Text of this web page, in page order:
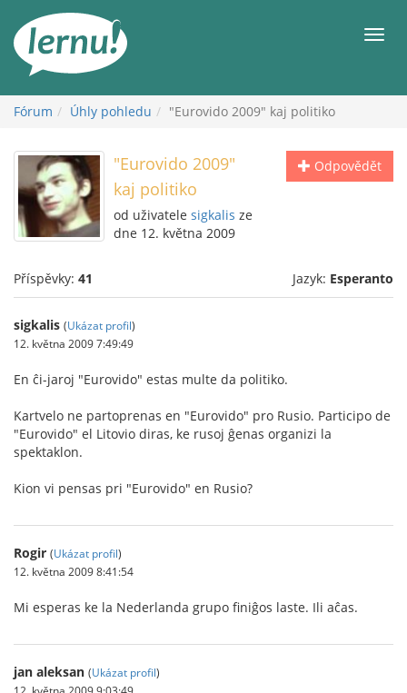
obsahu
Fórum Úhly pohledu "Eurovido 2009" kaj politiko
Odpovědět
"Eurovido 2009"
kaj politiko
od uživatele sigkalis ze
dne 12. května 2009
Příspěvky: 41 Jazyk: Esperanto
sigkalis (Ukázat profil)
12. května 2009 7:49:49
En ĉi-jaroj "Eurovido" estas multe da politiko.
Kartvelo ne partoprenas en "Eurovido" pro Rusio. Participo de
"Eurovido" el Litovio diras, ke rusoj ĝenas organizi la
spektaklon.
Kion vi pensas pri "Eurovido" en Rusio?
Rogir (Ukázat profil)
12. května 2009 8:41:54
Mi esperas ke la Nederlanda grupo finiĝos laste. Ili aĉas.
jan aleksan (Ukázat profil)